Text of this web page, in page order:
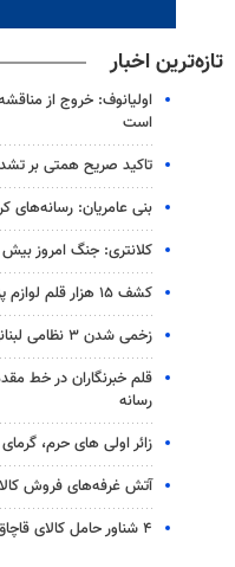
تازه‌ترین اخبار
اولیانوف: خروج از
است
تاکید صریح همتی بر
بنی عامریان: رسانه‌های
کلانتری: جنگ امروز
کشف ۱۵ هزار قلم لوازم پزشکی قاچاق در اسلامشهر
زخمی شدن ۳ نظامی لبنانی در زوطر غربی
قلم خبرنگاران در خط
رسانه
زائر اولی های حرم،
آتش غرفه‌های فروش کالا
۴ شناور حامل کالای قاچاق در آب‌های بوشهر توقیف شد